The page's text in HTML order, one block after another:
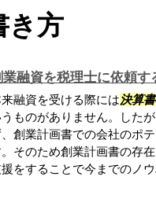
き方
業融資を税理士に依頼す
融資を受ける際には決算書
ものがありません。したが
創業計画書での会社のポ
そのため創業計画書の存
をすることで今までのノ